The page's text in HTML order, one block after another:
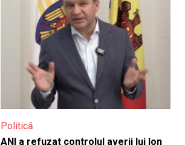
Politică
ANI a refuzat controlul averii lui Ion